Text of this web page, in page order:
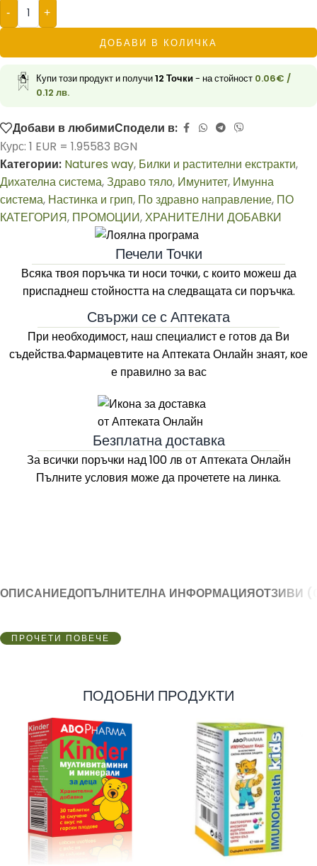
- +
ДОБАВИ В КОЛИЧКА
Купи този продукт и получи12 Точки- на стойност 0.06€ /
0.12 лв.
Добави в любимиСподели в:
Курс: 1 EUR = 1.95583 BGN
Категории: Natures way, Билки и растителни екстракти,
Дихателна система,Здраво тяло, Имунитет, Имунна
система, Настинка и грип, По здравно направление, ПО
КАТЕГОРИЯ, ПРОМОЦИИ,ХРАНИТЕЛНИ ДОБАВКИ
Печели Точки
Всяка твоя поръчка ти носи точки, с които можеш да
приспаднеш стойността на следващата си поръчка.
Свържи се с Аптеката
При необходимост, наш специалист е готов да Ви
съдейства.Фармацевтите наАптеката Онлайн знаят, кое
е правилно за вас
Безплатна доставка
За всички поръчки над 100 лв от Aптеката Онлайн
Пълните условия може да прочетете на линка.
ОПИСАНИЕДОПЪЛНИТЕЛНА ИНФОРМАЦИЯОТЗИВИ
ПРОЧЕТИ ПОВЕЧЕ
ПОДОБНИ ПРОДУКТИ